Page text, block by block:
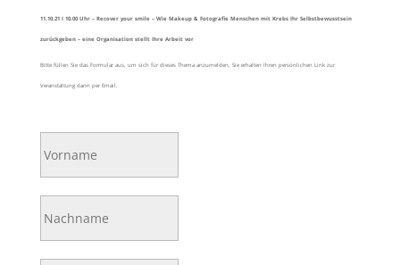
11.10.21 I 10.00 Uhr – Recover your smile – Wie Makeup & Fotografie Menschen mit Krebs Ihr Selbstbewusstsein
zurückgeben – eine Organisation stellt Ihre Arbeit vor
Bitte füllen Sie das Formular aus, um sich für dieses Thema anzumelden, Sie erhalten Ihren persönlichen Link zur
Veranstaltung dann per Email.